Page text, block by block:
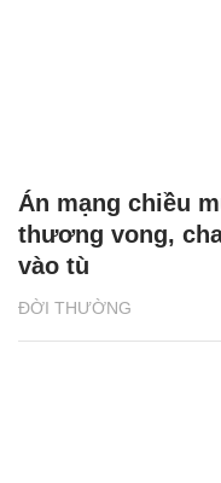
ĐỜI THƯỜNG
Án mạng chiều
thương vong,
vào tù